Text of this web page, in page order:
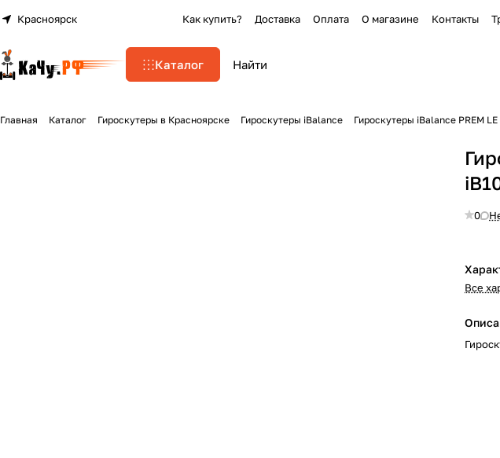
Красноярск Как купить? Доставка Оплата О магазине Контакты
Каталог
Главная Каталог Гироскутеры в Красноярске Гироскутеры iBalance Гироскутеры iBalance PREM LE
0
Все